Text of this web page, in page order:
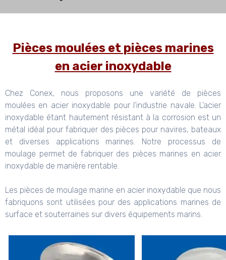
Pièces moulées et pièces marines
en acier inoxydable
Chez Conex, nous proposons une variété de pièces
moulées en acier inoxydable pour l’industrie navale. L’acier
inoxydable étant hautement résistant à la corrosion est un
métal idéal pour fabriquer des pièces pour navires, bateaux
et diverses applications marines. Notre processus de
moulage permet de fabriquer des pièces marines en acier
inoxydable de manière rentable.
Les pièces de moulage marine en acier inoxydable que nous
fabriquons sont utilisées pour des applications marines de
surface et souterraines sur divers équipements marins.